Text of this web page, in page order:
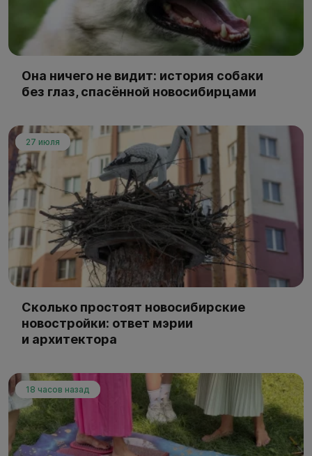
Она ничего не видит: история собаки
без глаз, спасённой новосибирцами
27 июля
Сколько простоят новосибирские
новостройки: ответ мэрии
и архитектора
18 часов назад